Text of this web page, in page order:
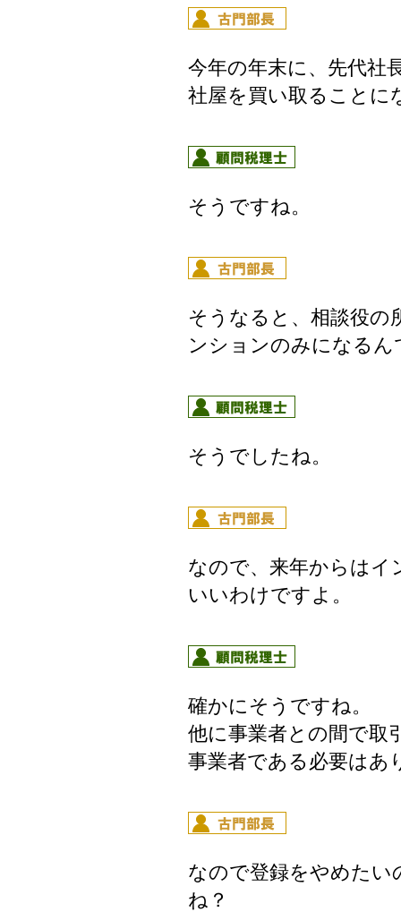
今年の年末に、先代社
社屋を買い取ることに
そうですね。
そうなると、相談役の
ンションのみになるん
そうでしたね。
なので、来年からはイ
いいわけですよ。
確かにそうですね。
他に事業者との間で取
事業者である必要はあ
なので登録をやめたい
ね？